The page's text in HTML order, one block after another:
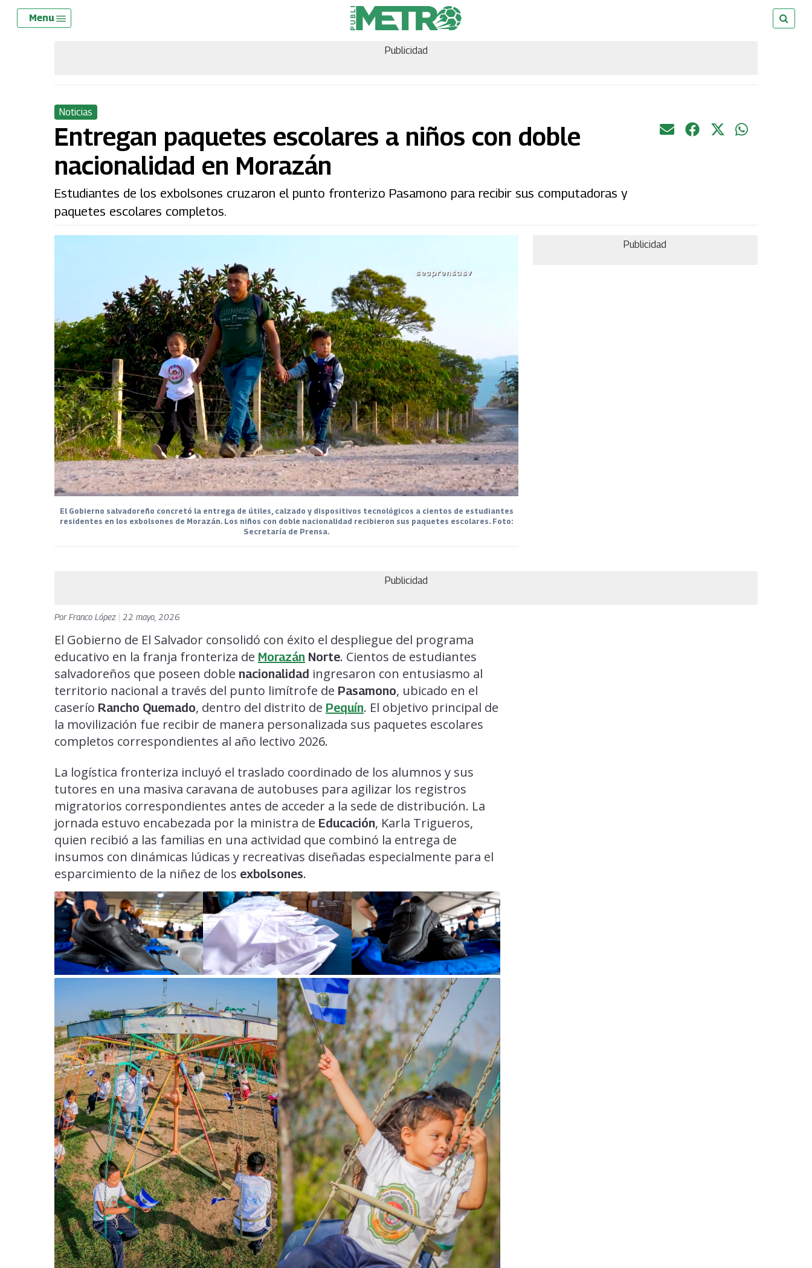
Skip
Menu
Publicidad
Noticias
Entregan paquetes escolares a niños con doble
nacionalidad en Morazán
Estudiantes de los exbolsones cruzaron el punto fronterizo Pasamono para recibir sus computadoras y
paquetes escolares completos.
El Gobierno salvadoreño concretó la entrega de útiles, calzado y dispositivos tecnológicos a cientos de estudiantes
residentes en los exbolsones de Morazán. Los niños con doble nacionalidad recibieron sus paquetes escolares. Foto:
Secretaría de Prensa.
Publicidad
Publicidad
PorFranco López 22 mayo, 2026
El Gobierno de El Salvador consolidó con éxito el despliegue del programa
educativo en la franja fronteriza de Morazán Norte. Cientos de estudiantes
salvadoreños que poseen doble nacionalidad ingresaron con entusiasmo al
territorio nacional a través del punto limítrofe de Pasamono, ubicado en el
caserío Rancho Quemado, dentro del distrito de Pequín. El objetivo principal de
la movilización fue recibir de manera personalizada sus paquetes escolares
completos correspondientes al año lectivo 2026.
La logística fronteriza incluyó el traslado coordinado de los alumnos y sus
tutores en una masiva caravana de autobuses para agilizar los registros
migratorios correspondientes antes de acceder a la sede de distribución. La
jornada estuvo encabezada por la ministra de Educación, Karla Trigueros,
quien recibió a las familias en una actividad que combinó la entrega de
insumos con dinámicas lúdicas y recreativas diseñadas especialmente para el
esparcimiento de la niñez de los exbolsones.
Menu